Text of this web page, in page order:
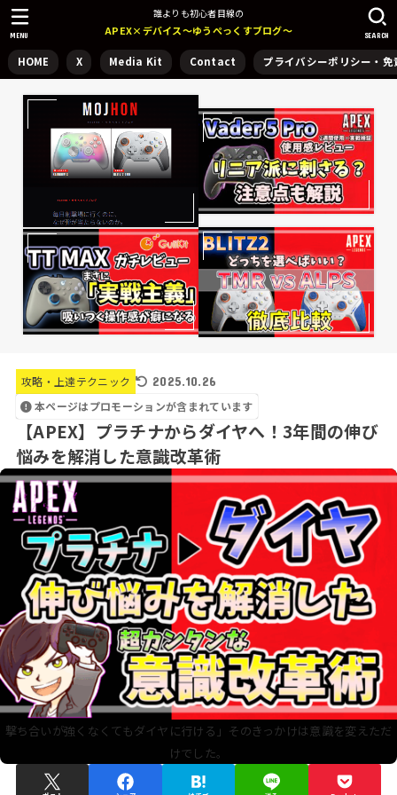
誰よりも初心者目線の
APEX×デバイス～ゆうぺっくすブログ～
HOME X Media Kit Contact プライバシーポリシー・免
SEARCH
MENU
攻略・上達テクニック
2025.10.26
本ページはプロモーションが含まれています
【APEX】プラチナからダイヤへ！3年間の伸び
悩みを解消した意識改革術
撃ち合いが強くなくてもダイヤに行ける」そのきっかけは意識を変えただ
けでした。